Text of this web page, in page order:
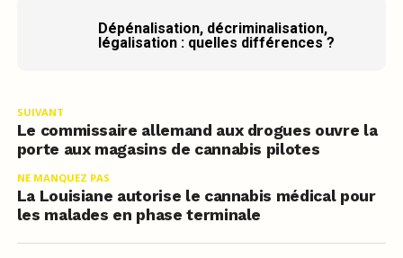
Dépénalisation, décriminalisation,
légalisation : quelles différences ?
SUIVANT
Le commissaire allemand aux drogues ouvre la
porte aux magasins de cannabis pilotes
NE MANQUEZ PAS
La Louisiane autorise le cannabis médical pour
les malades en phase terminale